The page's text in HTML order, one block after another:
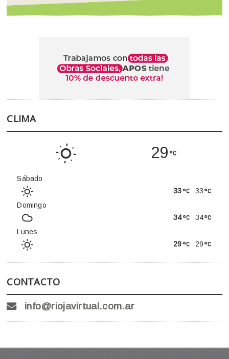
CLIMA
29
Sábado
33
33
Domingo
34
34
Lunes
29
29
CONTACTO
info@riojavirtual.com.ar